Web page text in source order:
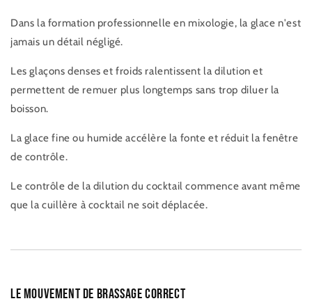
Dans la formation professionnelle en mixologie, la glace n'est
jamais un détail négligé.
Les glaçons denses et froids ralentissent la dilution et
permettent de remuer plus longtemps sans trop diluer la
boisson.
La glace fine ou humide accélère la fonte et réduit la fenêtre
de contrôle.
Le contrôle de la dilution du cocktail commence avant même
que la cuillère à cocktail ne soit déplacée.
Le mouvement de brassage correct